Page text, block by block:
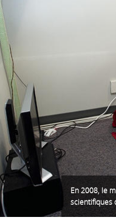
En 2008, le
scientifiques